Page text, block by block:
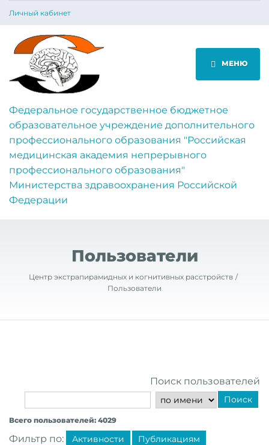
Личный кабинет
МЕНЮ
Федеральное государственное бюджетное
образовательное учреждение дополнительного
профессионального образования "Российская
медицинская академия непрерывного
профессионального образования"
Министерства здравоохранения Российской
Федерации
Пользователи
Центр экстрапирамидных и когнитивных расстройств
Пользователи
Поиск пользователей
Поиск
Всего пользователей: 4029
Фильтр по: Активности
Публикациям